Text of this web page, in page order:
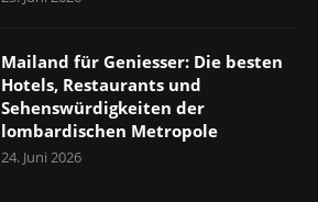
Mailand für Geniesser: Die besten
Hotels, Restaurants und
Sehenswürdigkeiten der
lombardischen Metropole
24. Juni 2026